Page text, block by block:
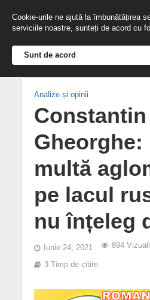
Analize și opinii
Constantin
Gheorghe:
multă
pe lacul
nu înțeleg
Iunie 24, 2021 894
3 Timp de citire
Cookie-urile ne ajută la îmbunătățirea
serviciile noastre, sunteți de acord cu
Sunt de acord